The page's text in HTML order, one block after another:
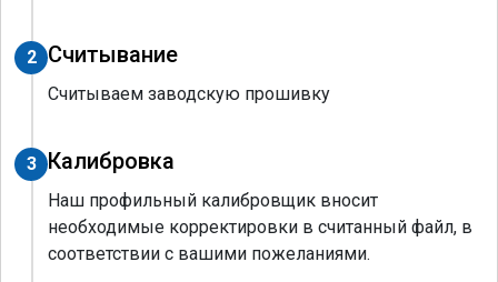
2 Считывание
Считываем заводскую прошивку
3 Калибровка
Наш профильный калибровщик вносит
необходимые корректировки в считанный файл, в
соответствии с вашими пожеланиями.